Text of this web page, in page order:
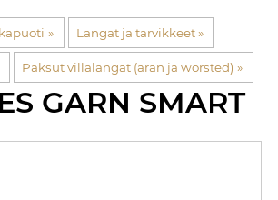
‪» Langat ja tarvikkeet ‪»
Paksut villalangat (aran ja worsted) ‪»
GARN SMART